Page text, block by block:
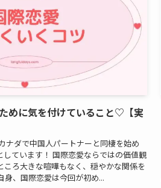
めに気を付けていること♡【実
ダで中国人パートナーと同棲を始め
ています！ 国際恋愛ならではの価値観
ころ大きな喧嘩もなく、穏やかな関係を
身、国際恋愛は今回が初め...